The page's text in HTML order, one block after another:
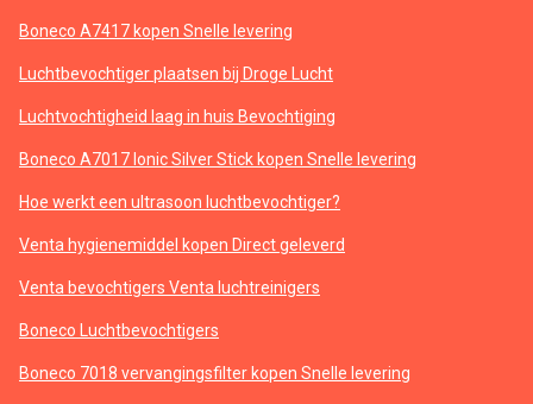
Boneco A7417 kopen Snelle levering
Luchtbevochtiger plaatsen bij Droge Lucht
Luchtvochtigheid laag in huis Bevochtiging
Boneco A7017 Ionic Silver Stick kopen Snelle levering
Hoe werkt een ultrasoon luchtbevochtiger?
Venta hygienemiddel kopen Direct geleverd
Venta bevochtigers Venta luchtreinigers
Boneco Luchtbevochtigers
Boneco 7018 vervangingsfilter kopen Snelle levering